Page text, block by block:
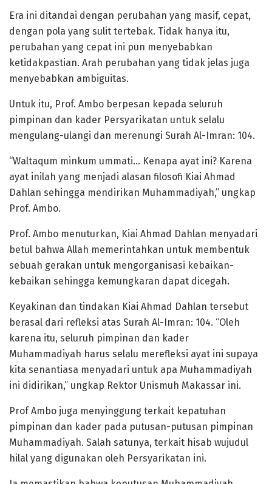
Era ini ditandai dengan perubahan yang masif, cepat,
dengan pola yang sulit tertebak. Tidak hanya itu,
perubahan yang cepat ini pun menyebabkan
ketidakpastian. Arah perubahan yang tidak jelas juga
menyebabkan ambiguitas.
Untuk itu, Prof. Ambo berpesan kepada seluruh
pimpinan dan kader Persyarikatan untuk selalu
mengulang-ulangi dan merenungi Surah Al-Imran: 104.
“Waltaqum minkum ummati… Kenapa ayat ini? Karena
ayat inilah yang menjadi alasan filosofi Kiai Ahmad
Dahlan sehingga mendirikan Muhammadiyah,” ungkap
Prof. Ambo.
Prof. Ambo menuturkan, Kiai Ahmad Dahlan menyadari
betul bahwa Allah memerintahkan untuk membentuk
sebuah gerakan untuk mengorganisasi kebaikan-
kebaikan sehingga kemungkaran dapat dicegah.
Keyakinan dan tindakan Kiai Ahmad Dahlan tersebut
berasal dari refleksi atas Surah Al-Imran: 104. “Oleh
karena itu, seluruh pimpinan dan kader
Muhammadiyah harus selalu merefleksi ayat ini supaya
kita senantiasa menyadari untuk apa Muhammadiyah
ini didirikan,” ungkap Rektor Unismuh Makassar ini.
Prof Ambo juga menyinggung terkait kepatuhan
pimpinan dan kader pada putusan-putusan pimpinan
Muhammadiyah. Salah satunya, terkait hisab wujudul
hilal yang digunakan oleh Persyarikatan ini.